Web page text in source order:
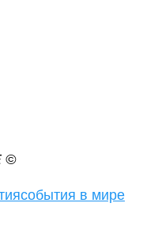
©
события в мире